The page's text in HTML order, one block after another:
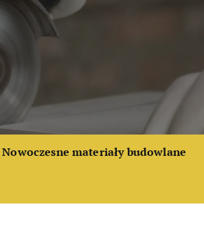
Nowoczesne materiały budowlane